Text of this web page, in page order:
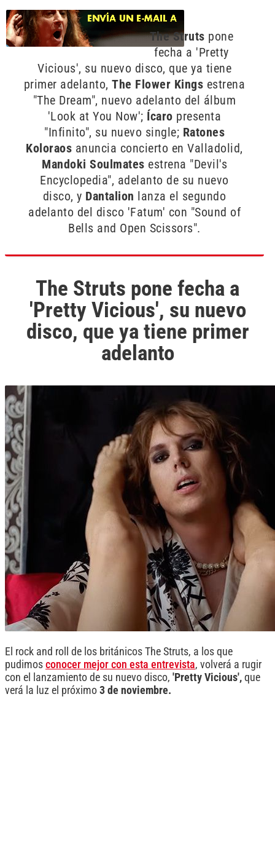
The Struts pone
fecha a 'Pretty
Vicious', su nuevo disco, que ya tiene
primer adelanto,The Flower Kings estrena
"The Dream", nuevo adelanto del álbum
'Look at You Now'; Ícaro presenta
"Infinito", su nuevo single; Ratones
Koloraos anuncia concierto en Valladolid,
Mandoki Soulmates estrena "Devil's
Encyclopedia", adelanto de su nuevo
disco, y Dantalion lanza el segundo
adelanto del disco 'Fatum' con "Sound of
Bells and Open Scissors".
The Struts pone fecha a
'Pretty Vicious', su nuevo
disco, que ya tiene primer
adelanto
El rock and roll de los británicos The Struts, a los que
pudimos conocer mejor con esta entrevista, volverá a rugir
con el lanzamiento de su nuevo disco, 'Pretty Vicious', que
verá la luz el próximo 3 de noviembre.